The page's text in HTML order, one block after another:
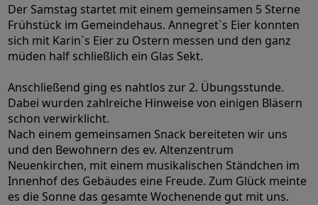
Der Samstag startet mit einem gemeinsamen 5 Sterne
Frühstück im Gemeindehaus. Annegret`s Eier konnten
sich mit Karin`s Eier zu Ostern messen und den ganz
müden half schließlich ein Glas Sekt.
Anschließend ging es nahtlos zur 2. Übungsstunde.
Dabei wurden zahlreiche Hinweise von einigen Bläsern
schon verwirklicht.
Nach einem gemeinsamen Snack bereiteten wir uns
und den Bewohnern des ev. Altenzentrum
Neuenkirchen, mit einem musikalischen Ständchen im
Innenhof des Gebäudes eine Freude. Zum Glück meinte
es die Sonne das gesamte Wochenende gut mit uns.